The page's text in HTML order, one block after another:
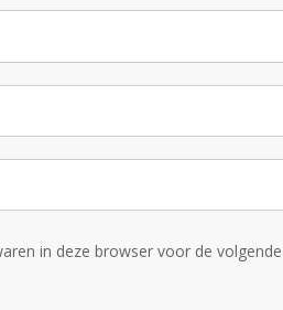
in deze browser voor de